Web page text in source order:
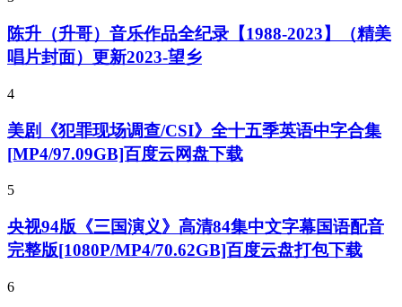
陈升（升哥）音乐作品全纪录【1988-2023】（精美
唱片封面）更新2023-望乡
4
美剧《犯罪现场调查/CSI》全十五季英语中字合集
[MP4/97.09GB]百度云网盘下载
5
央视94版《三国演义》高清84集中文字幕国语配音
完整版[1080P/MP4/70.62GB]百度云盘打包下载
6